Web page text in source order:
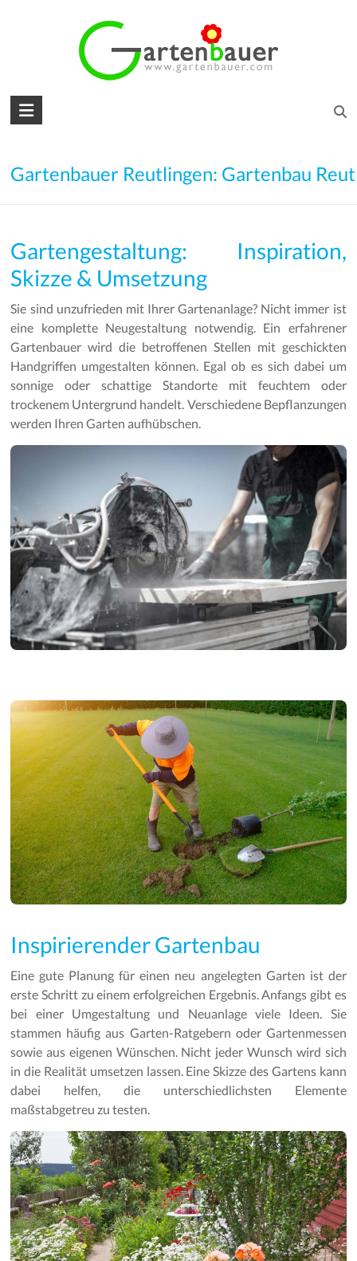
den
Träume
Gartengestaltung
Gartenbau
Gartenpflege
Gartenbauer Reutlingen: Gartenbau
Gartengestaltung: Inspiration,
Skizze & Umsetzung
Sie sind unzufrieden mit Ihrer Gartenanlage? Nicht immer ist
eine komplette Neugestaltung notwendig. Ein erfahrener
Gartenbauer wird die betroffenen Stellen mit geschickten
Handgriffen umgestalten können. Egal ob es sich dabei um
sonnige oder schattige Standorte mit feuchtem oder
trockenem Untergrund handelt. Verschiedene Bepflanzungen
werden Ihren Garten aufhübschen.
Inspirierender Gartenbau
Eine gute Planung für einen neu angelegten Garten ist der
erste Schritt zu einem erfolgreichen Ergebnis. Anfangs gibt es
bei einer Umgestaltung und Neuanlage viele Ideen. Sie
stammen häufig aus Garten-Ratgebern oder Gartenmessen
sowie aus eigenen Wünschen. Nicht jeder Wunsch wird sich
in die Realität umsetzen lassen. Eine Skizze des Gartens kann
dabei helfen, die unterschiedlichsten Elemente
maßstabgetreu zu testen.